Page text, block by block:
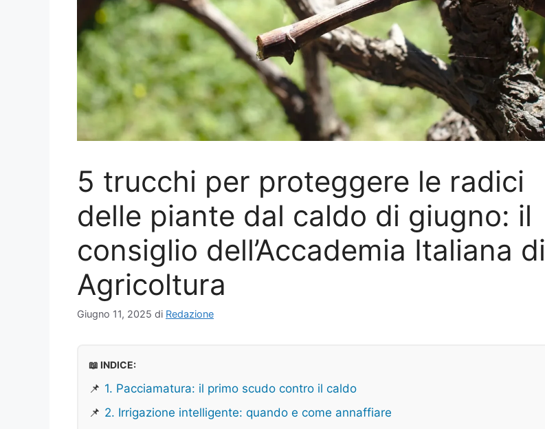
5 trucchi per proteggere le radici
delle piante dal caldo di giugno: il
consiglio dell’Accademia Italiana di
Agricoltura
Giugno 11, 2025 di Redazione
📖 INDICE:
📌 1. Pacciamatura: il primo scudo contro il caldo
📌 2. Irrigazione intelligente: quando e come annaffiare